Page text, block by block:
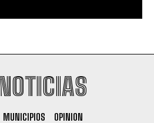
MUNICIPIOS
OPINION